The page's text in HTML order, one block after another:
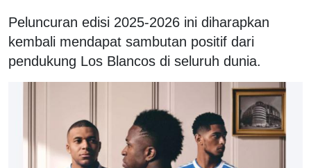
Peluncuran edisi 2025-2026 ini diharapkan
kembali mendapat sambutan positif dari
pendukung Los Blancos di seluruh dunia.